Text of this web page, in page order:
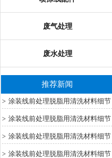
废气处理
废水处理
推荐新闻
> 涂装线前处理脱脂用清洗材料细节
7> 涂装线前处理脱脂用清洗材料细节
6> 涂装线前处理脱脂用清洗材料细节
4> 涂装线前处理脱脂用清洗材料细节